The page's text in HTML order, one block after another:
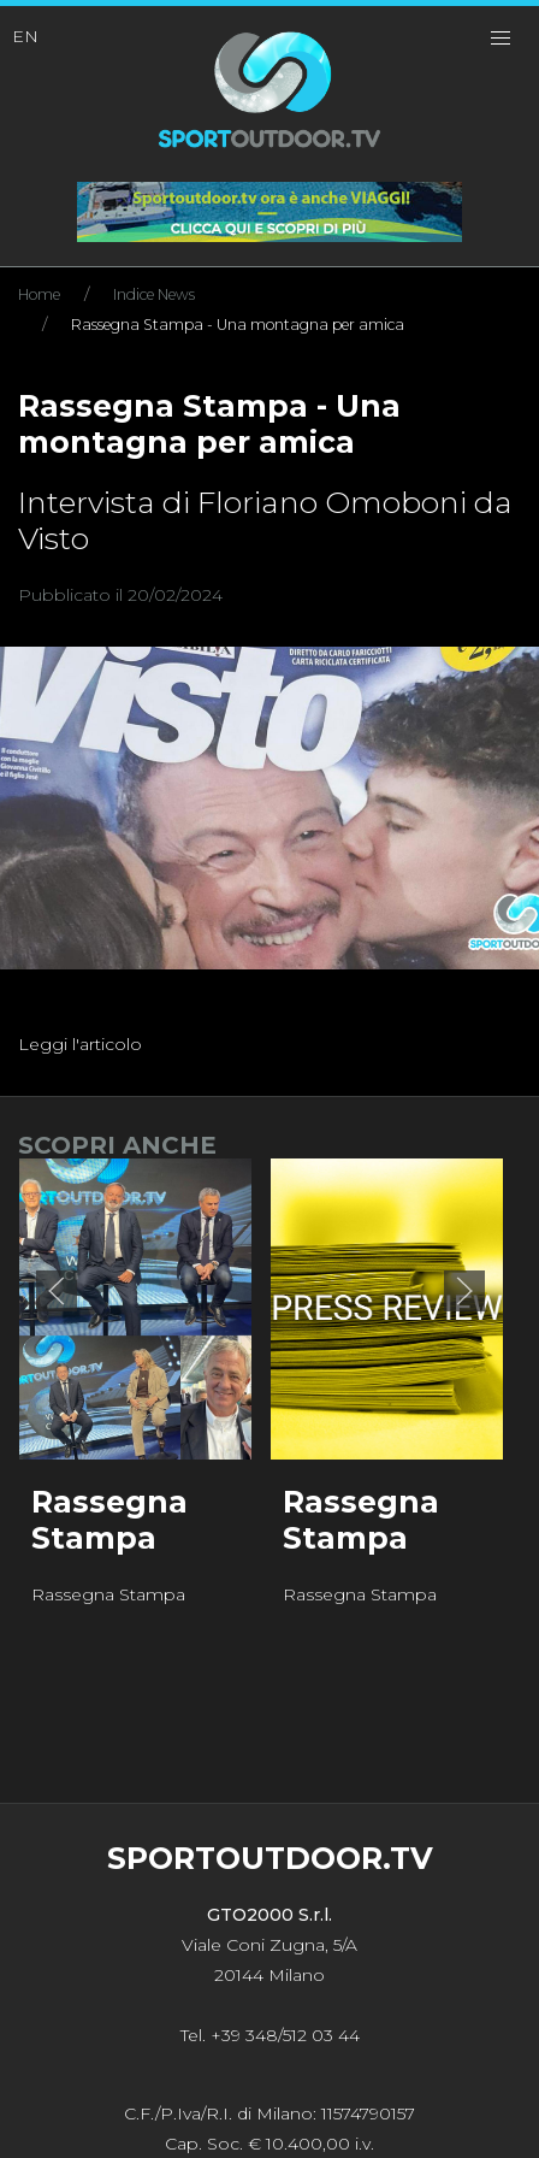
EN
Home
Indice News
Rassegna Stampa - Una montagna per amica
Rassegna Stampa - Una
montagna per amica
Intervista di Floriano Omoboni da
Visto
Pubblicato il 20/02/2024
Leggi l'articolo
SCOPRI ANCHE
Rassegna
Stampa
Rassegna Stampa
Rassegna
Stampa
Rassegna Stampa
SPORTOUTDOOR.TV
GTO2000 S.r.l.
Viale Coni Zugna, 5/A
20144 Milano
Tel. +39 348/512 03 44
C.F./P.Iva/R.I. di Milano: 11574790157
Cap. Soc. € 10.400,00 i.v.